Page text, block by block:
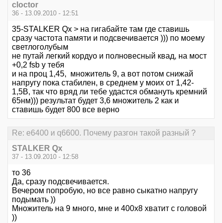
cloctor
36 - 13.09.2010 - 12:51
35-STALKER Qx > на гигабайте там где ставишь
сразу частота памяти и подсвечивается ))) по моему
светлоголубым
не путай легкий кордуо и полновесный квад, на мост
+0,2 fsb у тебя
и на проц 1,45, множитель 9, а вот потом снижай
напругу пока стабилен, в среднем у моих от 1,42-
1,5В, так что вряд ли тебе удастся обмануть кремний
65нм))) результат будет 3,6 множитель 2 как и
ставишь будет 800 все верно
Re: е6400 и q6600. Почему разгон такой разный ?
STALKER Qx
37 - 13.09.2010 - 12:58
то 36
Да, сразу подсвечивается.
Вечером попробую, но все равно сыкатно напругу
подымать ))
Множитель на 9 много, мне и 400х8 хватит с головой
))